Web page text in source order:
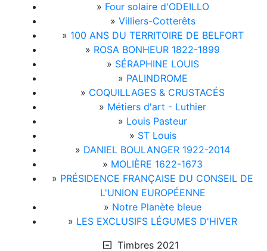
» Four solaire d'ODEILLO
» Villiers-Cotterêts
» 100 ANS DU TERRITOIRE DE BELFORT
» ROSA BONHEUR 1822-1899
» SÉRAPHINE LOUIS
» PALINDROME
» COQUILLAGES & CRUSTACÉS
» Métiers d'art - Luthier
» Louis Pasteur
» ST Louis
» DANIEL BOULANGER 1922-2014
» MOLIÈRE 1622-1673
» PRÉSIDENCE FRANÇAISE DU CONSEIL DE
L'UNION EUROPÉENNE
» Notre Planète bleue
» LES EXCLUSIFS LÉGUMES D'HIVER
Timbres 2021